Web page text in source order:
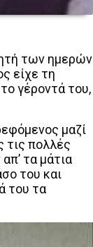
των ημερών
είχε τη
γέροντά του,
μαζί
τις πολλές
τα μάτια
του και
του τα